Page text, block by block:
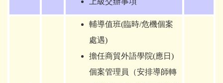
輔導值班(臨時/危機個案
處遇)
擔任商貿外語學院(應日)
個案管理員（安排導師轉